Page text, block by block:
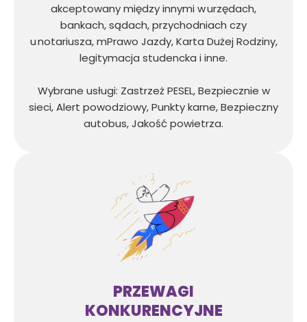
akceptowany między innymi w urzędach,
bankach, sądach, przychodniach czy
u notariusza, mPrawo Jazdy, Karta Dużej Rodziny,
legitymacja studencka i inne.
Wybrane usługi: Zastrzeż PESEL, Bezpiecznie w
sieci, Alert powodziowy, Punkty karne, Bezpieczny
autobus, Jakość powietrza.
PRZEWAGI
KONKURENCYJNE